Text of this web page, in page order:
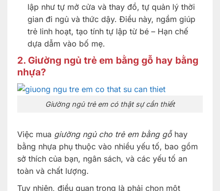
lập như tự mở cửa và thay đồ, tự quản lý thời
gian đi ngủ và thức dậy. Điều này, ngầm giúp
trẻ linh hoạt, tạo tính tự lập từ bé – Hạn chế
dựa dẫm vào bố mẹ.
2. Giường ngủ trẻ em bằng gỗ hay bằng
nhựa?
Giường ngủ trẻ em có thật sự cần thiết
Việc mua giường ngủ cho trẻ em bằng gỗhay
bằng nhựa phụ thuộc vào nhiều yếu tố, bao gồm
sở thích của bạn, ngân sách, và các yếu tố an
toàn và chất lượng.
Tuy nhiên, điều quan trọng là phải chọn một